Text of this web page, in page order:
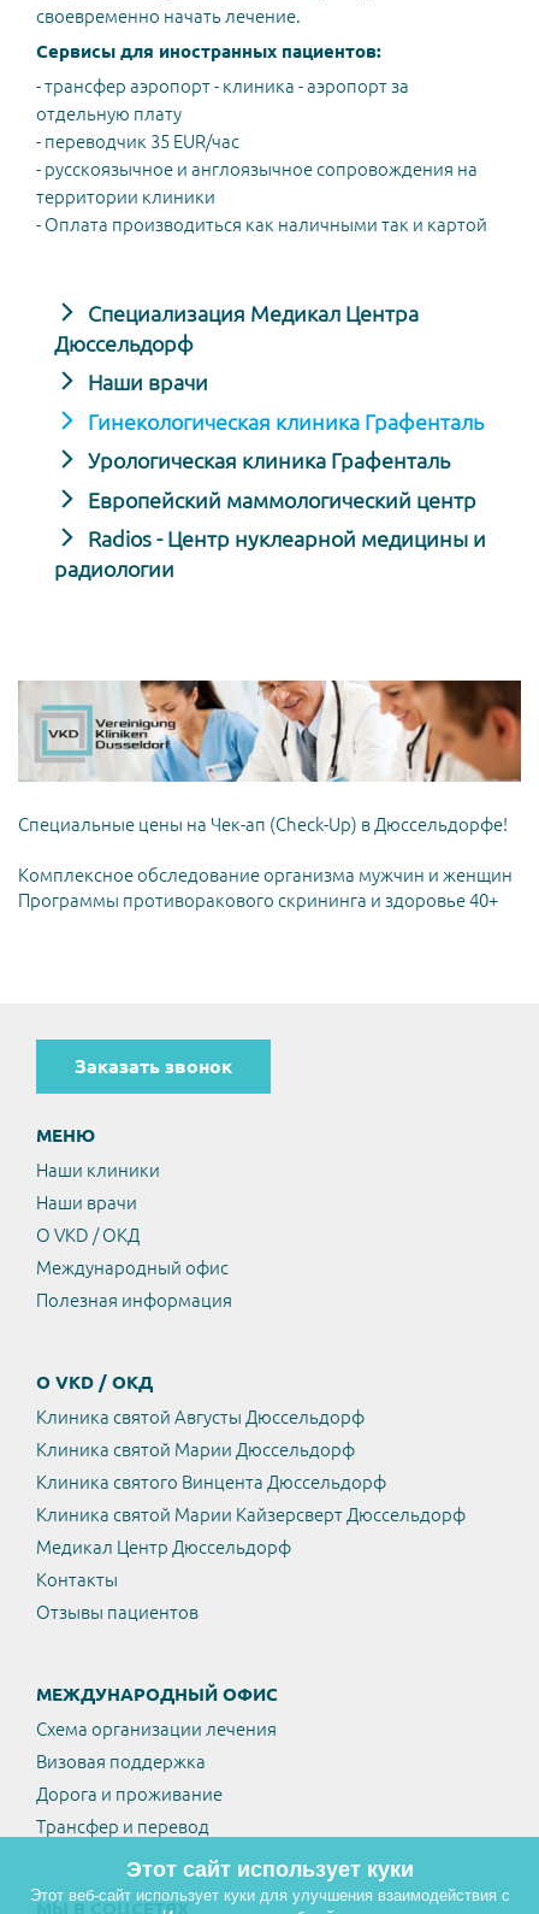
своевременно начать лечение.
Сервисы для иностранных пациентов:
- трансфер аэропорт - клиника - аэропорт за
отдельную плату
- переводчик 35 EUR/час
- русскоязычное и англоязычное сопровождения на
территории клиники
- Оплата производиться как наличными так и картой
Специализация Медикал Центра
Дюссельдорф
Наши врачи
Гинекологическая клиника Графенталь
Урологическая клиника Графенталь
Европейский маммологический центр
Radios - Центр нуклеарной медицины и
радиологии
Специальные цены на Чек-ап (Check-Up) в Дюссельдорфе!
Комплексное обследование организма мужчин и женщин
Программы противоракового скрининга и здоровье 40+
Заказать звонок
МЕНЮ
Наши клиники
Наши врачи
О VKD / ОКД
Международный офис
Полезная информация
О VKD / ОКД
Клиника святой Августы Дюссельдорф
Клиника святой Марии Дюссельдорф
Клиника святого Винцента Дюссельдорф
Клиника святой Марии Кайзерсверт Дюссельдорф
Медикал Центр Дюссельдорф
Контакты
Отзывы пациентов
МЕЖДУНАРОДНЫЙ ОФИС
Схема организации лечения
Визовая поддержка
Дорога и проживание
Трансфер и перевод
МЫ В СОЦСЕТЯХ
Этот сайт использует куки
Этот веб-сайт использует куки для улучшения взаимодействия с